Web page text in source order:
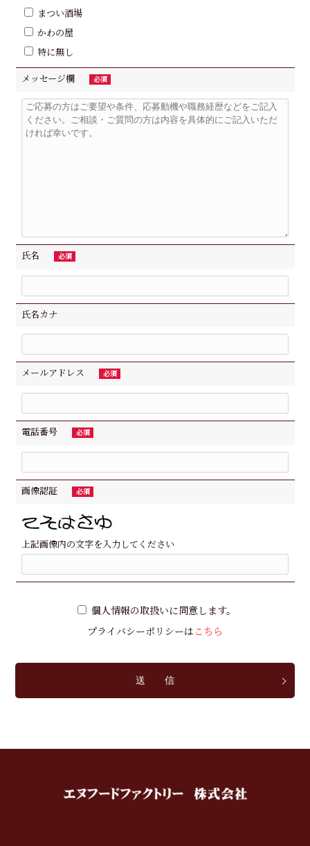
まつい酒場
かわの屋
特に無し
メッセージ欄 必須
氏名 必須
氏名カナ
メールアドレス 必須
電話番号 必須
画像認証 必須
上記画像内の文字を入力してください
個人情報の取扱いに同意します。
プライバシーポリシーは こちら